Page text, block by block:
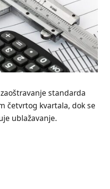
standarda
četvrtog kvartala, dok se
ublažavanje.